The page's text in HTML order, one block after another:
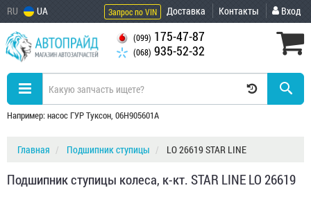
RU UA Запрос по VIN Доставка Контакты Вход
(099) 175-47-87
(068) 935-52-32
Например: насос ГУР Туксон, 06H905601A
Главная Подшипник ступицы LO 26619 STAR LINE
Подшипник ступицы колеса, к-кт. STAR LINE LO 26619